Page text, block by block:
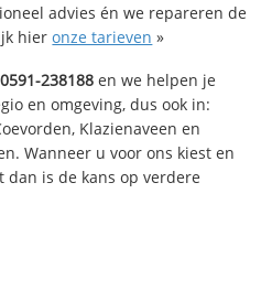
advies én we repareren de
hieronze tarieven »
0591-238188 en we helpen je
en omgeving, dus ook in:
Klazienaveen en
Wanneer u voor ons kiest en
dan is de kans op verdere